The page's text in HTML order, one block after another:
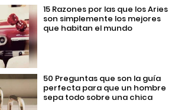
15 Razones por las que los Aries
son simplemente los mejores
que habitan el mundo
50 Preguntas que son la guía
perfecta para que un hombre
sepa todo sobre una chica